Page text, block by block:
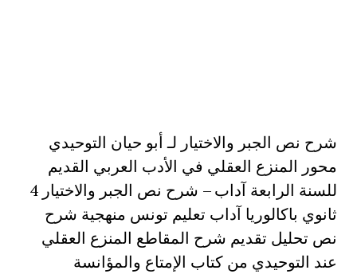
شرح نص الجبر والاختيار لـ أبو حيان التوحيدي
محور المنزع العقلي في الأدب العربي القديم
للسنة الرابعة آداب – شرح نص الجبر والاختيار 4
ثانوي باكالوريا آداب تعليم تونس منهجية شرح
نص تحليل تقديم شرح المقاطع المنزع العقلي
عند التوحيدي من كتاب الإمتاع والمؤانسة